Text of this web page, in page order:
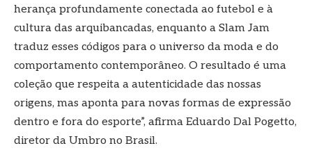
herança profundamente conectada ao futebol e à
cultura das arquibancadas, enquanto a Slam Jam
traduz esses códigos para o universo da moda e do
comportamento contemporâneo. O resultado é uma
coleção que respeita a autenticidade das nossas
origens, mas aponta para novas formas de expressão
dentro e fora do esporte”, afirma Eduardo Dal Pogetto,
diretor da Umbro no Brasil.